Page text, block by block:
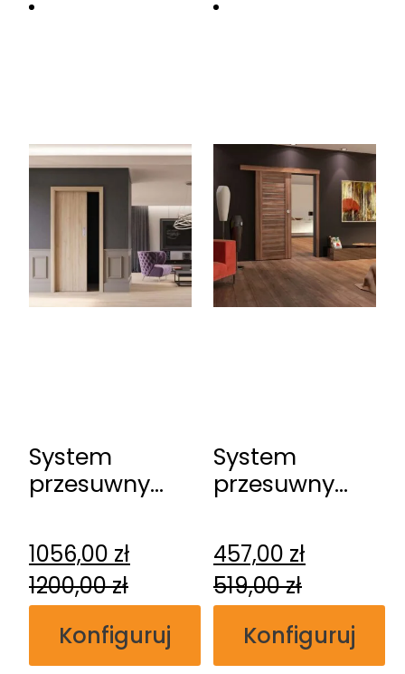
System
przesuwny
Kasetowy
1056,00 zł
1200,00zł
Konfiguruj
System
przesuwny
naścienny
457,00 zł
519,00zł
Konfiguruj